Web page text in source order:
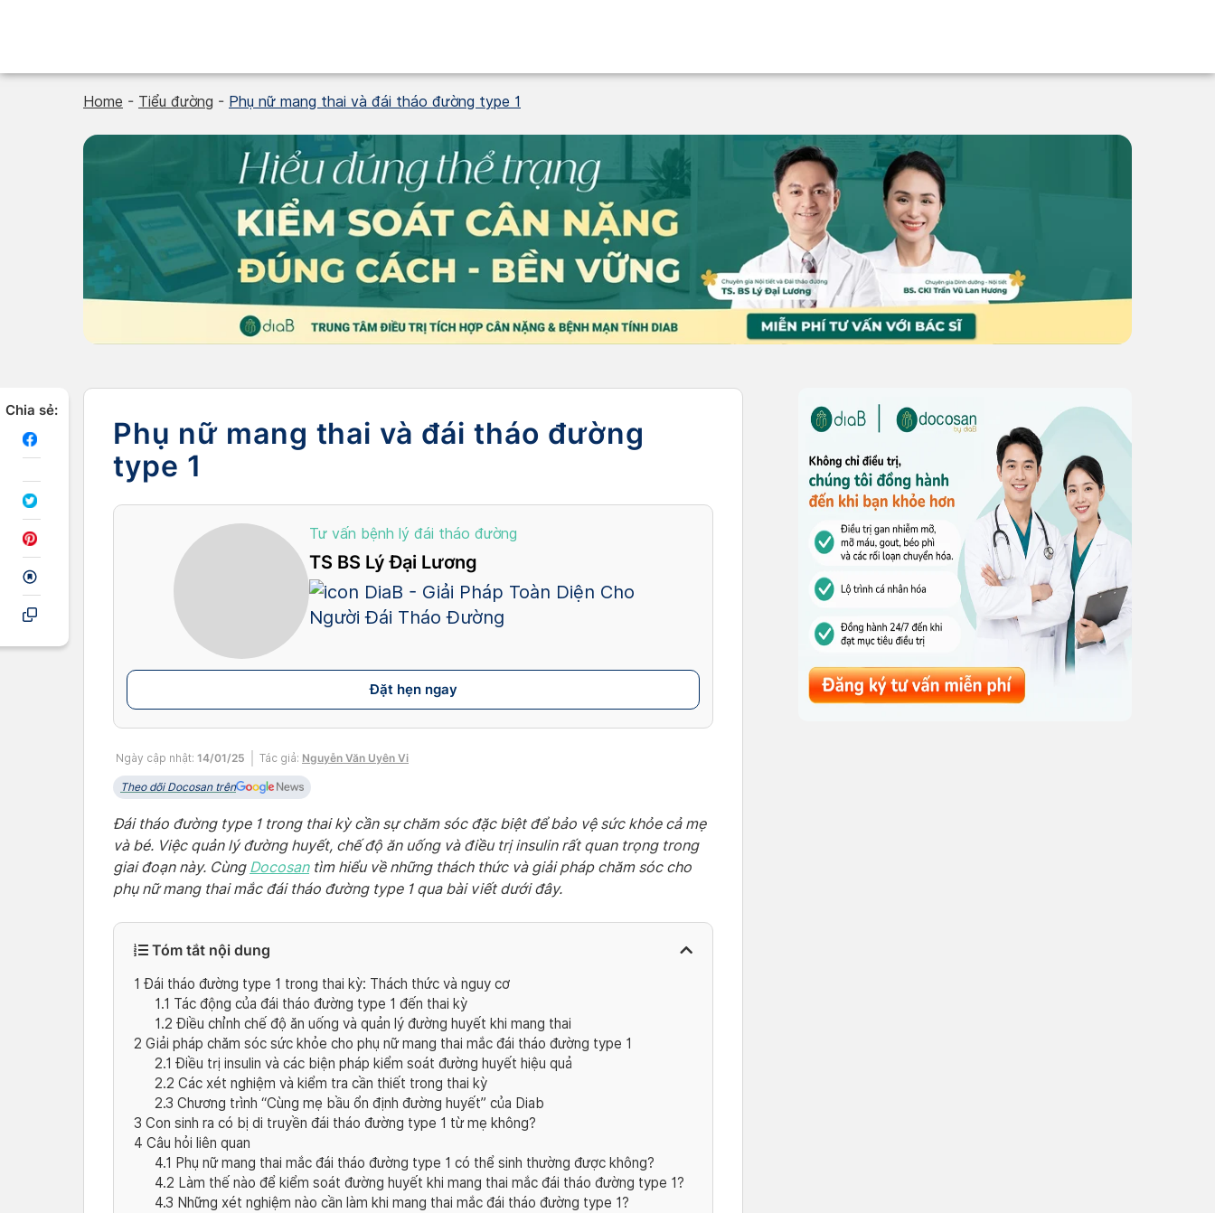
Home - Tiểu đường - Phụ nữ mang thai và đái tháo đường type 1
Chia sẻ:
Phụ nữ mang thai và đái tháo đường
type 1
Tư vấn bệnh lý đái tháo đường
TS BS Lý Đại Lương
DiaB - Giải Pháp Toàn Diện Cho
Người Đái Tháo Đường
Đặt hẹn ngay
Ngày cập nhật: 14/01/25 Tác giả: Nguyễn Văn Uyên Vi
Theo dõi Docosan trên
Đái tháo đường type 1 trong thai kỳ cần sự chăm sóc đặc biệt để bảo vệ sức khỏe cả mẹ
và bé. Việc quản lý đường huyết, chế độ ăn uống và điều trị insulin rất quan trọng trong
giai đoạn này. Cùng Docosantìm hiểu về những thách thức và giải pháp chăm sóc cho
phụ nữ mang thai mắc đái tháo đường type 1 qua bài viết dưới đây.
Tóm tắt nội dung
1 Đái tháo đường type 1 trong thai kỳ: Thách thức và nguy cơ
1.1 Tác động của đái tháo đường type 1 đến thai kỳ
1.2 Điều chỉnh chế độ ăn uống và quản lý đường huyết khi mang thai
2 Giải pháp chăm sóc sức khỏe cho phụ nữ mang thai mắc đái tháo đường type 1
2.1 Điều trị insulin và các biện pháp kiểm soát đường huyết hiệu quả
2.2 Các xét nghiệm và kiểm tra cần thiết trong thai kỳ
2.3 Chương trình “Cùng mẹ bầu ổn định đường huyết” của Diab
3 Con sinh ra có bị di truyền đái tháo đường type 1 từ mẹ không?
4 Câu hỏi liên quan
4.1 Phụ nữ mang thai mắc đái tháo đường type 1 có thể sinh thường được không?
4.2 Làm thế nào để kiểm soát đường huyết khi mang thai mắc đái tháo đường type 1?
4.3 Những xét nghiệm nào cần làm khi mang thai mắc đái tháo đường type 1?